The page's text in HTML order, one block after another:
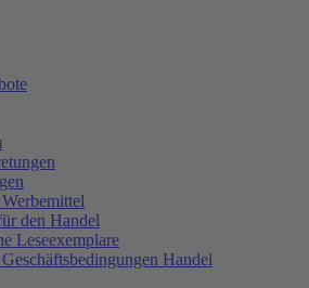
den Handel
Leseexemplare
Handel